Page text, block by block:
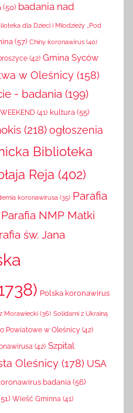
(50) badania nad
dla Dzieci i Młodzieży „Pod
(57) Chiny koronawirus (40)
(42) Gmina Syców
w Oleśnicy (158)
- badania (199)
(41) kultura (55)
(218)ogłoszenia
Biblioteka
Reja (402)
koronawirusa (35) Parafia
Parafia NMP Matki
św. Jana
Polska koronawirus
Morawiecki (36) Solidarni z Ukrainą
Powiatowe w Oleśnicy (42)
(42) Szpital
Oleśnicy (178) USA
badania (56)
Wieść Gminna (41)